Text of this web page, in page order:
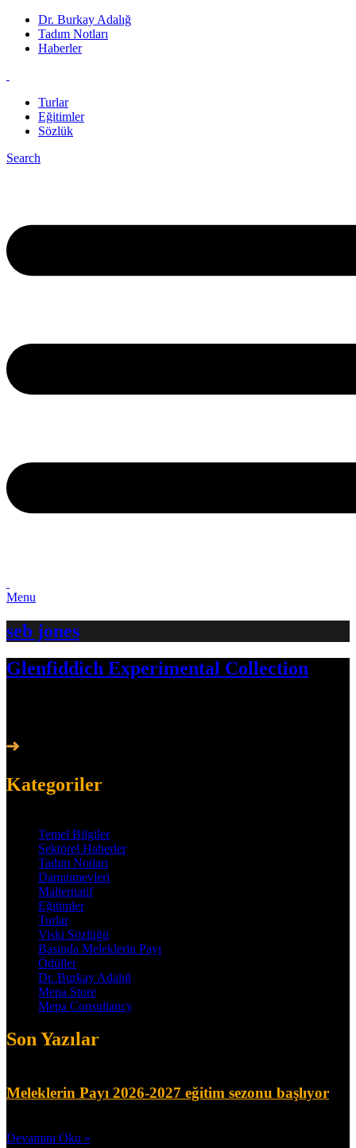
Dr. Burkay Adalığ
Tadım Notları
Haberler
Turlar
Eğitimler
Sözlük
Search
Menu
seb jones
Glenfiddich Experimental Collection
Kategoriler
Temel Bilgiler
Sektörel Haberler
Tadım Notları
Damıtımevleri
Malternatif
Eğitimler
Turlar
Viski Sözlüğü
Basında Meleklerin Payı
Ödüller
Dr. Burkay Adalığ
Mepa Store
Mepa Consultancy
Son Yazılar
Meleklerin Payı 2026-2027 eğitim sezonu başlıyor
Devamını Oku »